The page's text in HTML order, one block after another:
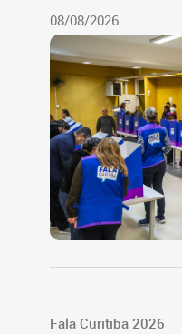
08/08/2026
Fala Curitiba 2026